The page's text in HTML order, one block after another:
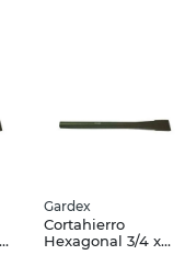
Gardex
Cortahierro
Hexagonal 3/4 x